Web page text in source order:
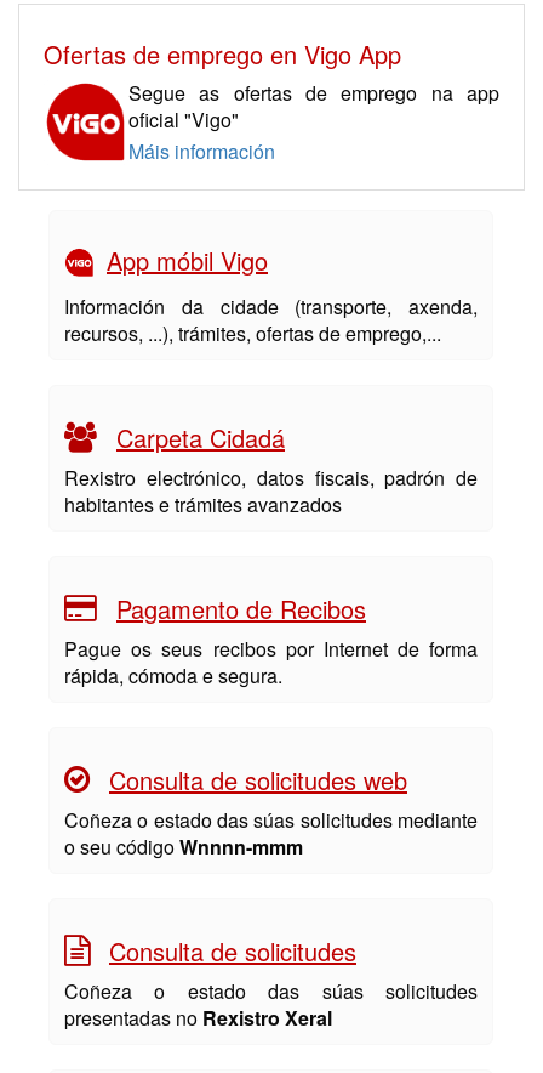
Ofertas de emprego en Vigo App
Segue as ofertas de emprego na app
oficial "Vigo"
Máis información
App móbil Vigo
Información da cidade (transporte, axenda,
recursos, ...), trámites, ofertas de emprego,...
Carpeta Cidadá
Rexistro electrónico, datos fiscais, padrón de
habitantes e trámites avanzados
Pagamento de Recibos
Pague os seus recibos por Internet de forma
rápida, cómoda e segura.
Consulta de solicitudes web
Coñeza o estado das súas solicitudes mediante
o seu códigoWnnnn-mmm
Consulta de solicitudes
Coñeza o estado das súas solicitudes
presentadas no Rexistro Xeral